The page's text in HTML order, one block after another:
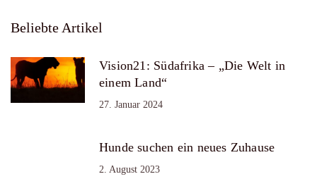
Beliebte Artikel
Vision21: Südafrika – „Die Welt in
einem Land“
27. Januar 2024
Hunde suchen ein neues Zuhause
2. August 2023